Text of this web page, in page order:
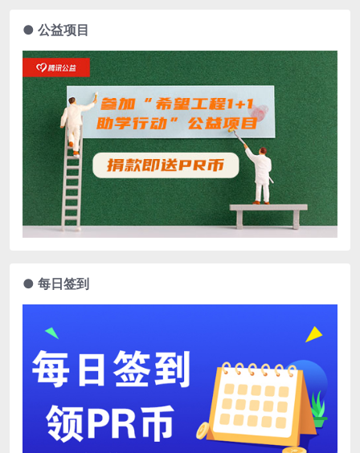
● 公益项目
● 每日签到